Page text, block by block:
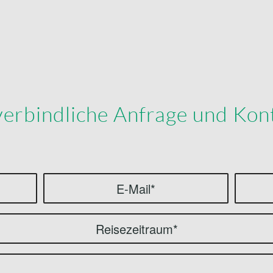
Anfrage und